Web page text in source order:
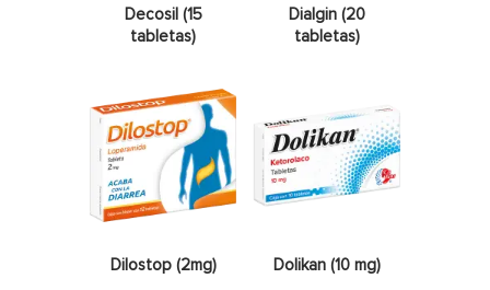
Decosil (15
tabletas)
Dialgin (20
tabletas)
Dilostop (2mg) Dolikan (10 mg)